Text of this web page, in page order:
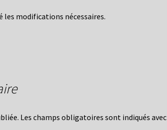
les modifications nécessaires.
Les champs obligatoires sont indiqués avec